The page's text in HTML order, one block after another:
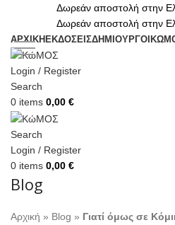
Δωρεάν αποστολή στην
Δωρεάν αποστολή στην
ΑΡΧΙΚΗ ΕΚΔΟΣΕΙΣΔΗΜΙΟΥΡΓΟΙ
Login / Register
Search
0 items 0,00 €
Search
Login / Register
0 items 0,00 €
Blog
Αρχική » Blog » Γιατί όμως σε